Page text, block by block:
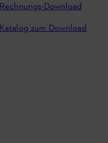
Rechnungs-Download
Katalog zum Download